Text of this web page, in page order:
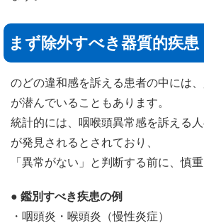
まず除外すべき器質的疾患
のどの違和感を訴える患者の中には
が潜んでいることもあります。
統計的には、咽喉頭異常感を訴える
が発見されるとされており、
「異常がない」と判断する前に、慎
● 鑑別すべき疾患の例
・咽頭炎・喉頭炎（慢性炎症）